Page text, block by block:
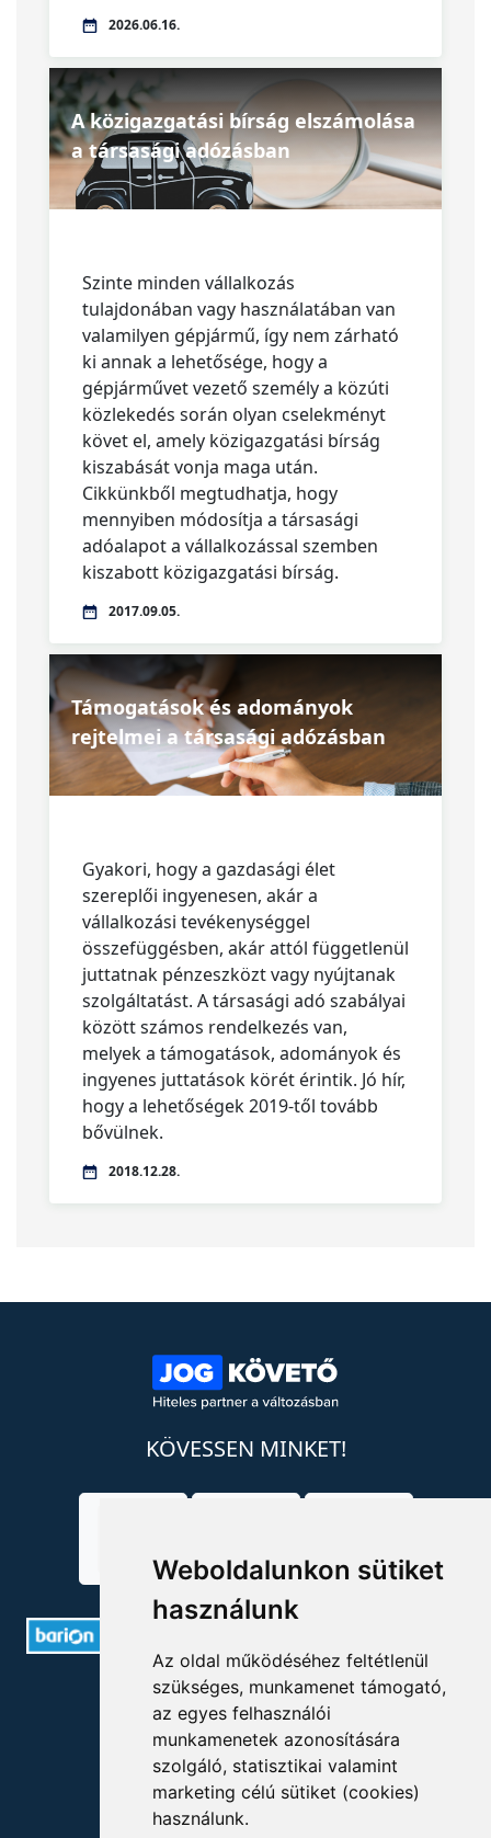
Weboldalunkon sütiket
használunk
Az oldal működéséhez feltétlenül
szükséges, munkamenet támogató,
az egyes felhasználói
munkamenetek azonosítására
szolgáló, statisztikai valamint
marketing célú sütiket (cookies)
használunk.
2026.06.16.
A közigazgatási bírság elszámolása
a társasági adózásban
Szinte minden vállalkozás
tulajdonában vagy használatában van
valamilyen gépjármű, így nem zárható
ki annak a lehetősége, hogy a
gépjárművet vezető személy a közúti
közlekedés során olyan cselekményt
követ el, amely közigazgatási bírság
kiszabását vonja maga után.
Cikkünkből megtudhatja, hogy
mennyiben módosítja a társasági
adóalapot a vállalkozással szemben
kiszabott közigazgatási bírság.
2017.09.05.
Támogatások és adományok
rejtelmei a társasági adózásban
Gyakori, hogy a gazdasági élet
szereplői ingyenesen, akár a
vállalkozási tevékenységgel
összefüggésben, akár attól függetlenül
juttatnak pénzeszközt vagy nyújtanak
szolgáltatást. A társasági adó szabályai
között számos rendelkezés van,
melyek a támogatások, adományok és
ingyenes juttatások körét érintik. Jó hír,
hogy a lehetőségek 2019-től tovább
bővülnek.
2018.12.28.
KÖVESSEN MINKET!
ELÉRHETŐSÉGEK
+36 1 880 7600
info@mprx.hu